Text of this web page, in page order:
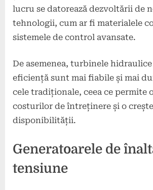
lucru se datorează dezvoltării de
tehnologii, cum ar fi materialele
sistemele de control avansate.
De asemenea, turbinele
eficiență sunt mai fiabile și mai
cele tradiționale, ceea ce permite
costurilor de întreținere și o
disponibilității.
Generatoarele de
tensiune